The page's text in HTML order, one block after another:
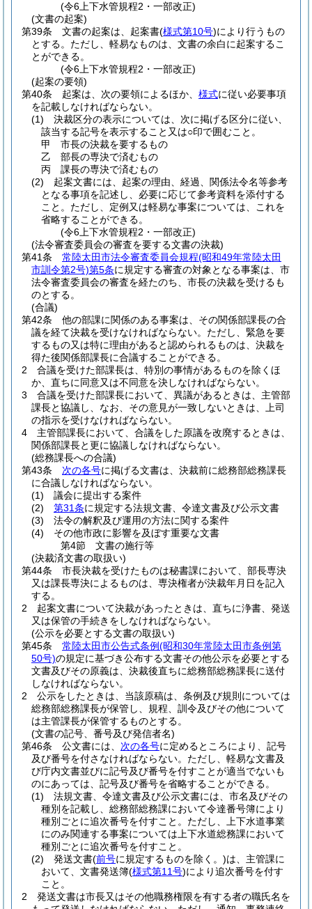
(令6上下水管規程2・一部改正)
(文書の起案)
第39条
文書の起案は、起案書(様式第10号)により行うもの
とする。 ただし、軽易なものは、文書の余白に起案するこ
とができる。
(令6上下水管規程2・一部改正)
(起案の要領)
第40条
起案は、次の要領によるほか、 様式に従い必要事項
を記載しなければならない。
(1)
決裁区分の表示については、次に掲げる区分に従い、
該当する記号を表示すること又は○印で囲むこと。
甲 市長の決裁を要するもの
乙 部長の専決で済むもの
丙 課長の専決で済むもの
(2)
起案文書には、起案の理由、経過、関係法令名等参考
となる事項を記述し、必要に応じて参考資料を添付する
こと。 ただし、定例又は軽易な事案については、これを
省略することができる。
(令6上下水管規程2・一部改正)
(法令審査委員会の審査を要する文書の決裁)
第41条
常陸太田市法令審査委員会規程(昭和49年常陸太田
市訓令第2号)第5条に規定する審査の対象となる事案は、市
法令審査委員会の審査を経たのち、市長の決裁を受けるも
のとする。
(合議)
第42条
他の部課に関係のある事案は、その関係部課長の合
議を経て決裁を受けなければならない。 ただし、緊急を要
するもの又は特に理由があると認められるものは、決裁を
得た後関係部課長に合議することができる。
2
合議を受けた部課長は、特別の事情があるものを除くほ
か、直ちに同意又は不同意を決しなければならない。
3
合議を受けた部課長において、異議があるときは、主管部
課長と協議し、なお、その意見が一致しないときは、上司
の指示を受けなければならない。
4
主管部課長において、合議をした原議を改廃するときは、
関係部課長と更に協議しなければならない。
(総務課長への合議)
第43条
次の各号に掲げる文書は、決裁前に総務部総務課長
に合議しなければならない。
(1)
議会に提出する案件
(2)
第31条に規定する法規文書、令達文書及び公示文書
(3)
法令の解釈及び運用の方法に関する案件
(4)
その他市政に影響を及ぼす重要な文書
第4節
文書の施行等
(決裁済文書の取扱い)
第44条
市長決裁を受けたものは秘書課において、部長専決
又は課長専決によるものは、専決権者が決裁年月日を記入
する。
2
起案文書について決裁があったときは、直ちに浄書、発送
又は保管の手続きをしなければならない。
(公示を必要とする文書の取扱い)
第45条
常陸太田市公告式条例(昭和30年常陸太田市条例第
50号)の規定に基づき公布する文書その他公示を必要とする
文書及びその原義は、決裁後直ちに総務部総務課長に送付
しなければならない。
2
公示をしたときは、当該原稿は、条例及び規則については
総務部総務課長が保管し、規程、訓令及びその他について
は主管課長が保管するものとする。
(文書の記号、番号及び発信者名)
第46条
公文書には、 次の各号に定めるところにより、記号
及び番号を付さなければならない。 ただし、軽易な文書及
び庁内文書並びに記号及び番号を付すことが適当でないも
のにあっては、記号及び番号を省略することができる。
(1)
法規文書、令達文書及び公示文書には、市名及びその
種別を記載し、総務部総務課において令達番号簿により
種別ごとに追次番号を付すこと。 ただし、上下水道事業
にのみ関連する事案については上下水道総務課において
種別ごとに追次番号を付すこと。
(2)
発送文書(前号に規定するものを除く。)は、主管課に
おいて、文書発送簿(様式第11号)により追次番号を付す
こと。
2
発送文書は市長又はその他職務権限を有する者の職氏名を